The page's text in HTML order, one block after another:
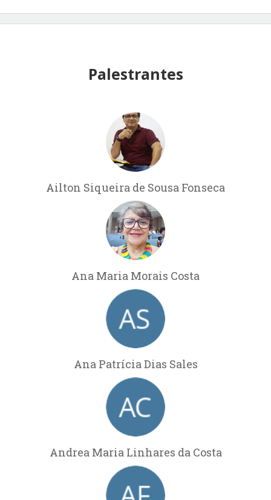
Palestrantes
Ailton Siqueira de Sousa Fonseca
Ana Maria Morais Costa
Ana Patrícia Dias Sales
Andrea Maria Linhares da Costa